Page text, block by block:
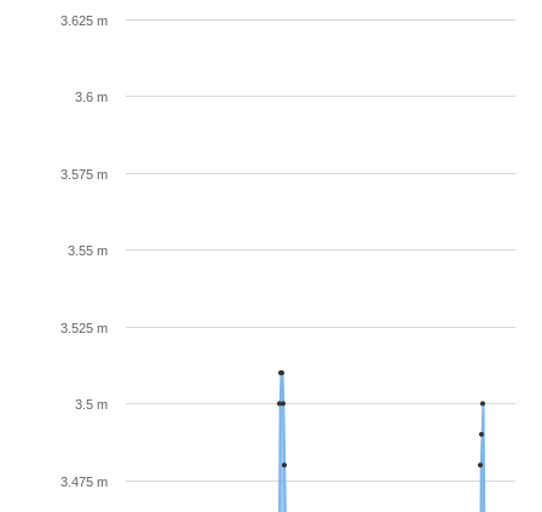
3.5 m
3.475 m
3.525 m
3.55 m
3.575 m
3.6 m
3.625 m